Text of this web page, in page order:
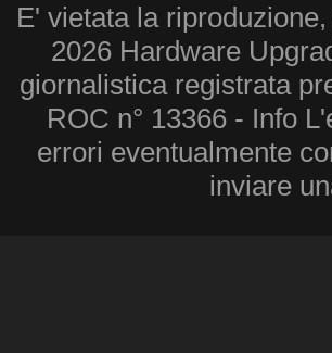
E' vietata la
2026 Hardware
giornalistica registrata
ROC n° 13366 - Info
errori eventualmente
inviare